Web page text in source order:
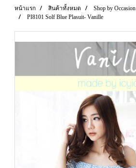
หน้าแรก สินค้าทั้งหมด Shop by Occasion
PI8101 Solf Blue Plasuit- Vanille